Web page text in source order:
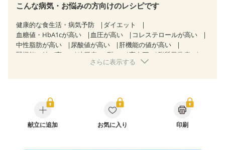
こんな病気・お悩みの方向けのレシピです
健康的な食生活・病気予防
ダイエット
血糖値・HbA1cが高い
血圧が高い
コレステロールが高い
中性脂肪が高い
尿酸値が高い
肝機能の値が高い
腎機能の値が高い
糖尿病（2型） 高血圧
脂質異常症
狭心症 心筋梗塞
糖尿病性腎症（第１期）
糖尿病性腎症（第２期）
糖尿病性腎症（第３期）
CKD（ステージ１）
CKD（ステージ２）
乳がん（抗がん剤治療中）
さらに表示する
献立に追加 お気に入り 印刷